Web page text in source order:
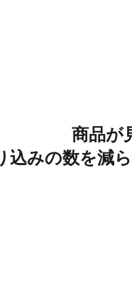
商品が
込みの数を減